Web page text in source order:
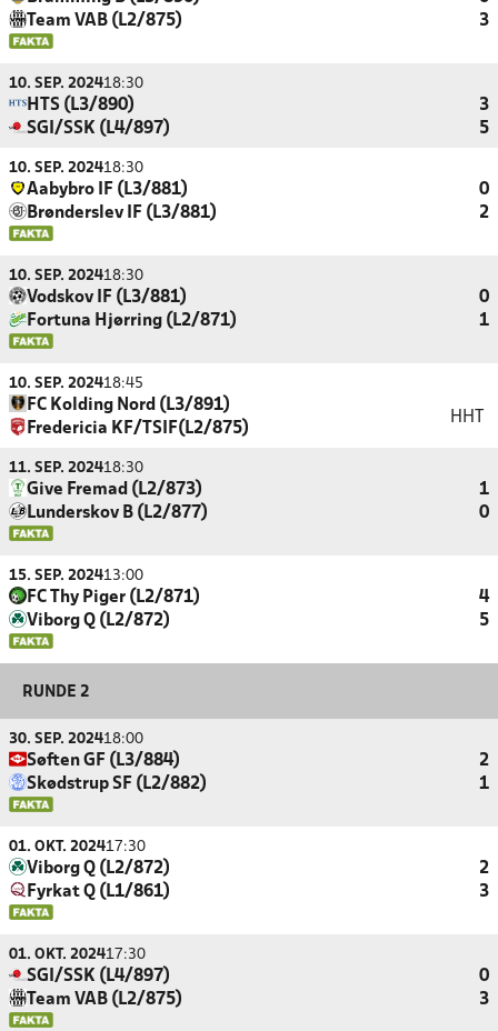
Team VAB (L2/875)
3
10. SEP. 202418:30
HTS (L3/890)
3
SGI/SSK (L4/897)
5
10. SEP. 202418:30
Aabybro IF (L3/881)
0
Brønderslev IF (L3/881)
2
10. SEP. 202418:30
Vodskov IF (L3/881)
0
Fortuna Hjørring (L2/871)
1
10. SEP. 202418:45
FC Kolding Nord (L3/891)
Fredericia KF/TSIF(L2/875)
HHT
11. SEP. 202418:30
Give Fremad (L2/873)
1
Lunderskov B (L2/877)
0
15. SEP. 202413:00
FC Thy Piger (L2/871)
4
Viborg Q (L2/872)
5
RUNDE 2
30. SEP. 202418:00
Søften GF (L3/884)
2
Skødstrup SF (L2/882)
1
01. OKT. 202417:30
Viborg Q (L2/872)
2
Fyrkat Q (L1/861)
3
01. OKT. 202417:30
SGI/SSK (L4/897)
0
Team VAB (L2/875)
3